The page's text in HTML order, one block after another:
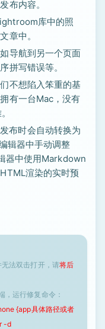
布内容。
库中的照
章中。
导航到另一个页面
拼写错误等。
不想陷入笨重的基
有一台Mac，没有
布时会自动转换为
辑器中手动调整
器中使用Markdown
渲染的实时预
法双击打开，请将后
，运行修复命令：
{app具体路径或者
-d